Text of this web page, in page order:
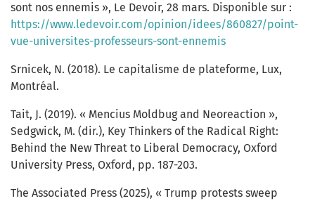
sont nos ennemis », Le Devoir, 28 mars. Disponible sur :
https://www.ledevoir.com/opinion/idees/860827/point-
vue-universites-professeurs-sont-ennemis
Srnicek, N. (2018). Le capitalisme de plateforme, Lux,
Montréal.
Tait, J. (2019). « Mencius Moldbug and Neoreaction »,
Sedgwick, M. (dir.), Key Thinkers of the Radical Right:
Behind the New Threat to Liberal Democracy, Oxford
University Press, Oxford, pp. 187-203.
The Associated Press (2025), « Trump protests sweep